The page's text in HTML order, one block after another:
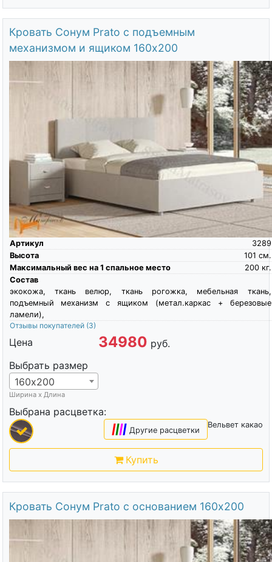
Кровать Сонум Prato с подъемным
механизмом и ящиком 160х200
Артикул
3289
Высота
см.
101
Максимальный вес на 1 спальное место
кг.
200
Состав
экокожа, ткань велюр, ткань рогожка, мебельная ткань,
подъемный механизм с ящиком (метал.каркас + березовые
ламели),
Отзывы покупателей (3)
Цена 34980 руб.
Выбрать размер
160х200
Ширина х Длина
Выбрана расцветка:
Вельвет какао
|||| Другие расцветки
Купить
Кровать Сонум Prato с основанием 160х200